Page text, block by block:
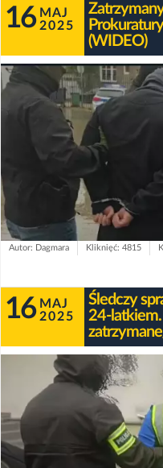
16 MAJ
2025
(WIDEO)
Autor: Dagmara Kliknięć: 4815
16 MAJ
2025
Śledczy
24-latkiem.